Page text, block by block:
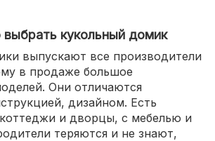
выбрать кукольный домик
выпускают все производители
в продаже большое
Они отличаются
дизайном. Есть
и дворцы, с мебелью и
теряются и не знают,